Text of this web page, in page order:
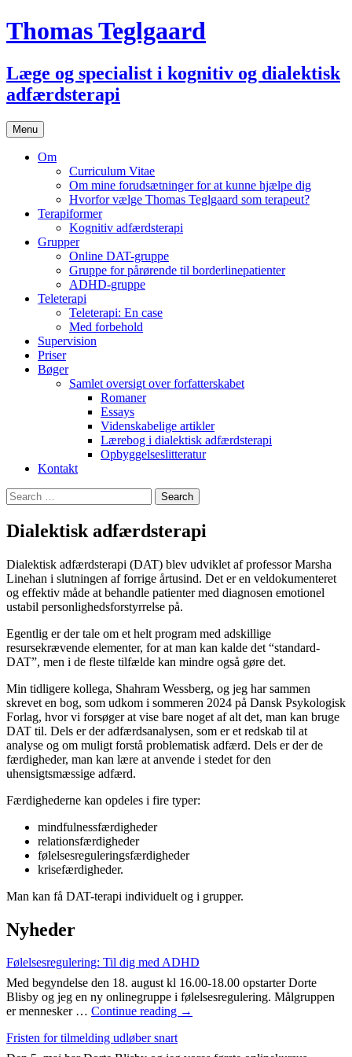
Thomas Teglgaard
Læge og specialist i kognitiv og dialektisk
adfærdsterapi
Menu Skip
to
content
Om
Curriculum Vitae
Om mine forudsætninger for at kunne hjælpe dig
Hvorfor vælge Thomas Teglgaard som terapeut?
Terapiformer
Kognitiv adfærdsterapi
Grupper
Online DAT-gruppe
Gruppe for pårørende til borderlinepatienter
ADHD-gruppe
Teleterapi
Teleterapi: En case
Med forbehold
Supervision
Priser
Bøger
Samlet oversigt over forfatterskabet
Romaner
Essays
Videnskabelige artikler
Lærebog i dialektisk adfærdsterapi
Opbyggelseslitteratur
Kontakt
Search
for:
Dialektisk adfærdsterapi
Dialektisk adfærdsterapi (DAT) blev udviklet af professor Marsha
Linehan i slutningen af forrige årtusind. Det er en veldokumenteret
og effektiv måde at behandle patienter med diagnosen emotionel
ustabil personlighedsforstyrrelse på.
Egentlig er der tale om et helt program med adskillige
resursekrævende elementer, for at man kan kalde det “standard-
DAT”, men i de fleste tilfælde kan mindre også gøre det.
Min tidligere kollega, Shahram Wessberg, og jeg har sammen
skrevet en bog, som udkom i sommeren 2024 på Dansk Psykologisk
Forlag, hvor vi forsøger at vise bare noget af alt det, man kan bruge
DAT til. Dels er der adfærdsanalysen, som er et redskab til at
analyse og om muligt forstå problematisk adfærd. Dels er der de
færdigheder, man kan lære at anvende i stedet for den
uhensigtsmæssige adfærd.
Færdighederne kan opdeles i fire typer:
mindfulnessfærdigheder
relationsfærdigheder
følelsesreguleringsfærdigheder
krisefærdigheder.
Man kan få DAT-terapi individuelt og i grupper.
Nyheder
Følelsesregulering: Til dig med ADHD
Med begyndelse den 18. august kl 16.00-18.00 opstarter Dorte
Blisby og jeg en ny onlinegruppe i følelsesregulering. Målgruppen
er mennesker … Continue reading Følelsesregulering:
med
→
Fristen for tilmelding udløber snart